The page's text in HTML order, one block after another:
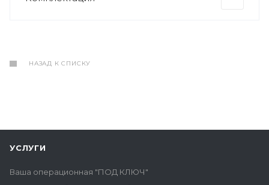
НАЗАД К СПИСКУ
УСЛУГИ
Ваша операционная "ПОД КЛЮЧ"